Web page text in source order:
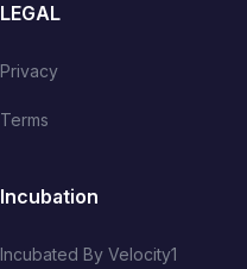
LEGAL
Privacy
Terms
Incubation
Incubated By Velocity1